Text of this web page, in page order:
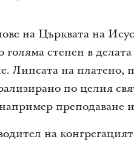
на Църквата на
голяма степен в
Липсата на платено,
по целия
преподаване
на